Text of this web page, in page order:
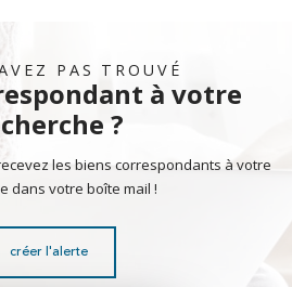
PAS TROUVÉ
à votre
?
les biens correspondants à votre
dans votre boîte mail !
créer l'alerte